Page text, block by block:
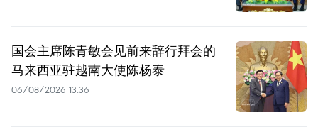
国会主席陈青敏会见前来辞行拜会的
马来西亚驻越南大使陈杨泰
06/08/2026 13:36